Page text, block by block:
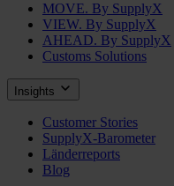
MOVE. By SupplyX
VIEW. By SupplyX
AHEAD. By SupplyX
Customs Solutions
Insights
Customer Stories
SupplyX-Barometer
Länderreports
Blog